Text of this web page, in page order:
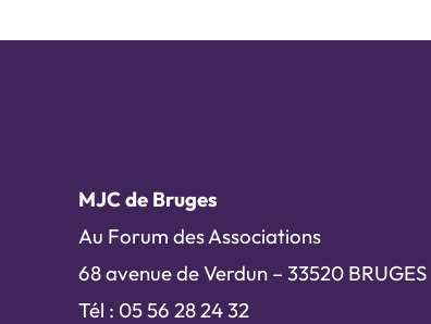
MJC de Bruges
Au Forum des Associations
68 avenue de Verdun – 33520 BRUGES
Tél : 05 56 28 24 32